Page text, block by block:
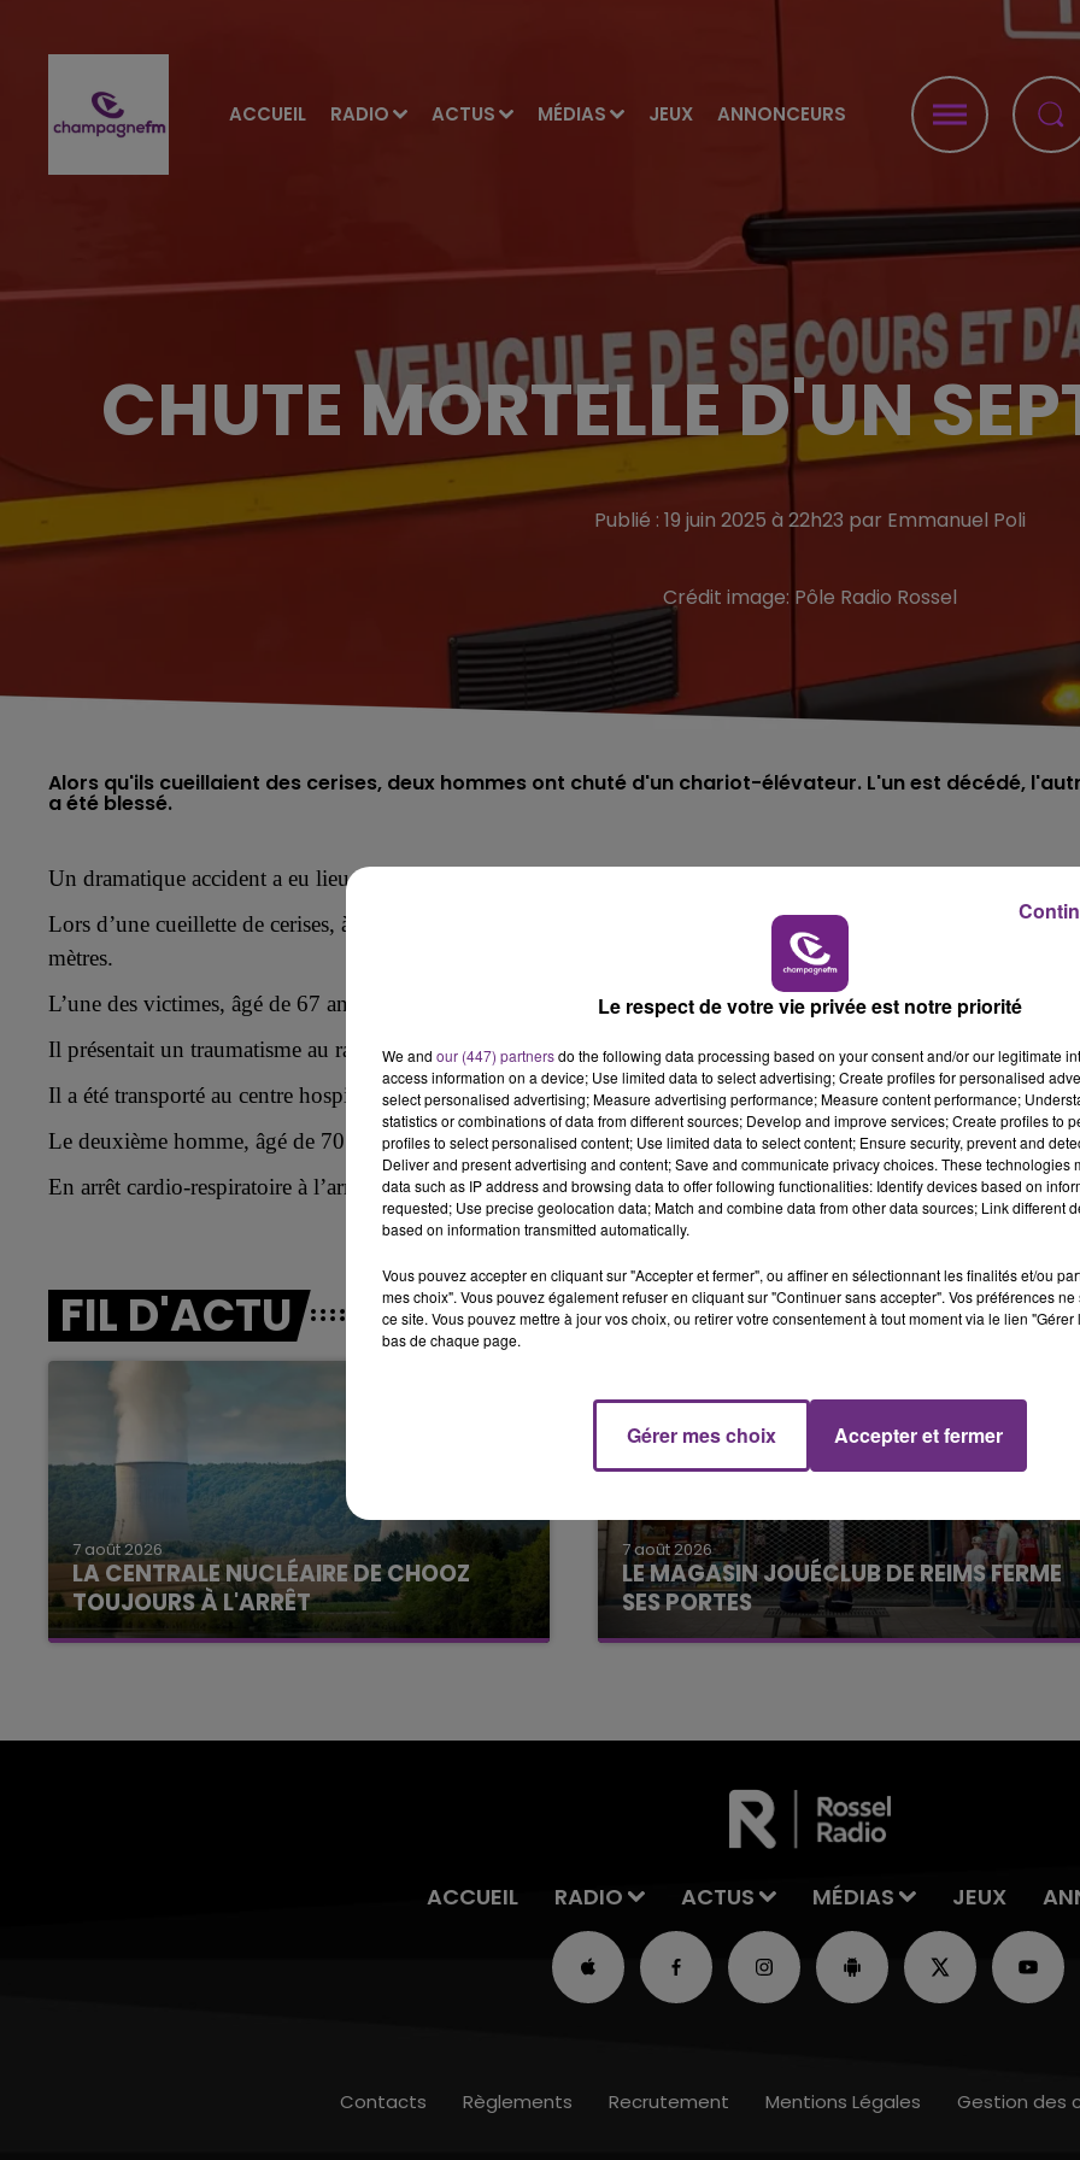
ACCUEIL RADIO ACTUS MÉDIAS JEUX ANNONCEURS
7h00 - 12h00
LE WEEK-END CHAMPAGNE FM
16h00 - 20h00
LE WEEK-END CHAMPAGNE FM
CHUTE MORTELLE D'UN
Publié : 19 juin 2025 à 22h23 par Emmanuel Poli
Crédit image: Pôle Radio Rossel
Alors qu'ils cueillaient des cerises, deux hommes ont chuté d'un chariot-élévateur. L'un est décédé,
Un dramatique accident a eu lieu ce jeudi 19 juin à Amagne, près de Rethel (Ardennes).
Lors d’une cueillette de cerises, à l’aide d’un chariot-élévateur, deux hommes ont chuté d’une hauteur de quatre
mètres.
L’une des victimes, âgé de 67 ans, a été blessé au dos.
Il présentait un traumatisme au rachis.
Il a été transporté au centre hospitalier de Rethel.
Le deuxième homme, âgé de 70 ans,n’a pas survécu à la chute.
En arrêt cardio-respiratoire à l’arrivée des secours, il n’a malheureusement pas pu être réanimé.
FIL D'ACTU
7 août 2026
LA CENTRALE NUCLÉAIRE DE CHOOZ
TOUJOURS À L'ARRÊT
Cela fait déjà une semaine que la centrale
7 août 2026
LE MAGASIN JOUÉCLUB DE REIMS FERME
SES PORTES
C'était l'une des institutions du centre-ville
7h00 - 12h00
LE WEEK-END CHAMPAGNE FM
ACCUEIL RADIO ACTUS MÉDIAS JEUX
Contacts Règlements Recrutement Mentions Légales Gestion des
Le respect de votre vie privée est notre priorité
We and our (447) partnersdo the following data processing based on your consent and/or our legitimate
access information on a device; Use limited data to select advertising; Create profiles for personalised
select personalised advertising; Measure advertising performance; Measure content performance;
statistics or combinations of data from different sources; Develop and improve services; Create profiles to
profiles to select personalised content; Use limited data to select content; Ensure security, prevent and
Deliver and present advertising and content; Save and communicate privacy choices. These technologies
data such as IP address and browsing data to offer following functionalities: Identify devices based on
requested; Use precise geolocation data; Match and combine data from other data sources; Link different
based on information transmitted automatically.
Vous pouvez accepter en cliquant sur "Accepter et fermer", ou affiner en sélectionnant les finalités et/ou
mes choix". Vous pouvez également refuser en cliquant sur "Continuer sans accepter". Vos préférences
ce site. Vous pouvez mettre à jour vos choix, ou retirer votre consentement à tout moment via le lien
bas de chaque page.
Gérer mes choix Accepter et fermer